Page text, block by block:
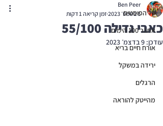
כל הפוסטים
אתגר 100 הימים
אורח חיים בריא
ירידה במשקל
הרגלים
מהייטק להוראה
כאבי גדילה 55/100
Ben Peer
6 בספט׳ 2023
זמן קריאה 1 דקות
עודכן: 9 בדצמ׳ 2023